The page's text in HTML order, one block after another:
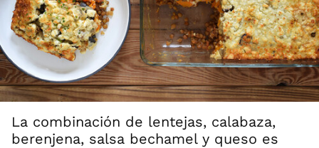
La combinación de lentejas, calabaza,
berenjena, salsa bechamel y queso es